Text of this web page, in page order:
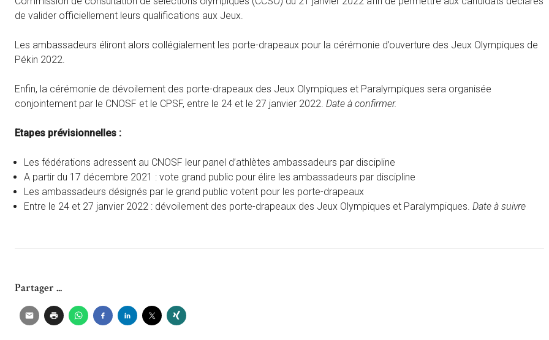
de valider officiellement leurs qualifications aux Jeux.
Les ambassadeurs éliront alors collégialement les porte-drapeaux pour la cérémonie d’ouverture des Jeux Olympiques de
Pékin 2022.
Enfin, la cérémonie de dévoilement des porte-drapeaux des Jeux Olympiques et Paralympiques sera organisée
conjointement par le CNOSF et le CPSF, entre le 24 et le 27 janvier 2022. Date à confirmer.
Etapes prévisionnelles :
Les fédérations adressent au CNOSF leur panel d’athlètes ambassadeurs par discipline
A partir du 17 décembre 2021 : vote grand public pour élire les ambassadeurs par discipline
Les ambassadeurs désignés par le grand public votent pour les porte-drapeaux
Entre le 24 et 27 janvier 2022 : dévoilement des porte-drapeaux des Jeux Olympiques et Paralympiques. Date à suivre
Partager ...